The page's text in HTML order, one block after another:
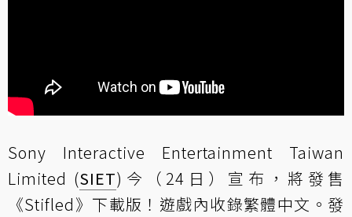
Sony Interactive Entertainment Taiwan
Limited (SIET)今（24日）宣布，將發售
《Stifled》下載版！遊戲內收錄繁體中文。發